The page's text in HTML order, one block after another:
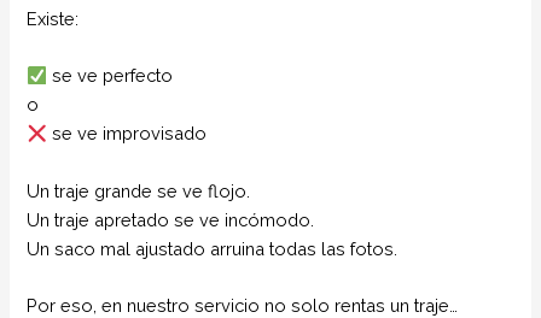
Existe:
se ve perfecto
o
se ve improvisado
Un traje grande se ve flojo.
Un traje apretado se ve incómodo.
Un saco mal ajustado arruina todas las fotos.
Por eso, en nuestro servicio no solo rentas un traje…